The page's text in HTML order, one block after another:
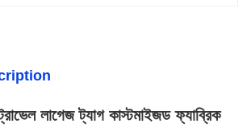
লাগেজ ট্যাগ কাস্টমাইজড ফ্যাব্রিক